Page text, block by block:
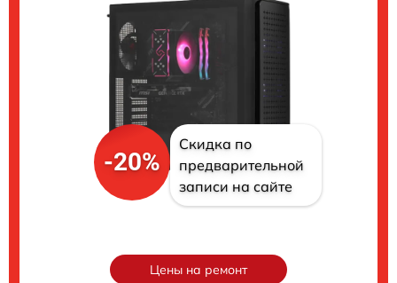
-20%
Скидка по
предварительной
записи на сайте
Цены на ремонт